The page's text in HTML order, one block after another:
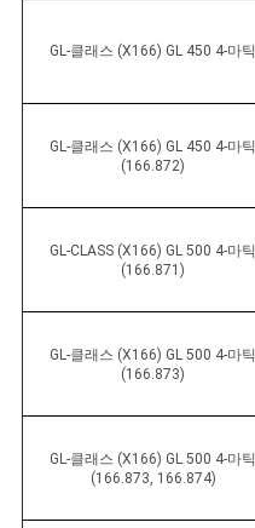
GL-클래스 (X166) GL 450 4-마틱
GL-클래스 (X166) GL 450 4-마틱
(166.872)
GL-CLASS (X166) GL 500 4-마틱
(166.871)
GL-클래스 (X166) GL 500 4-마틱
(166.873)
GL-클래스 (X166) GL 500 4-마틱
(166.873, 166.874)